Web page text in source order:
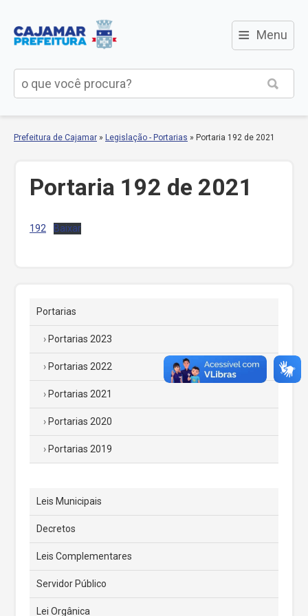
≡ Menu
Prefeitura de Cajamar » Legislação - Portarias » Portaria 192 de 2021
Portaria 192 de 2021
192 Baixar
Portarias
Portarias 2023
Portarias 2022
Portarias 2021
Portarias 2020
Portarias 2019
Leis Municipais
Decretos
Leis Complementares
Servidor Público
Lei Orgânica